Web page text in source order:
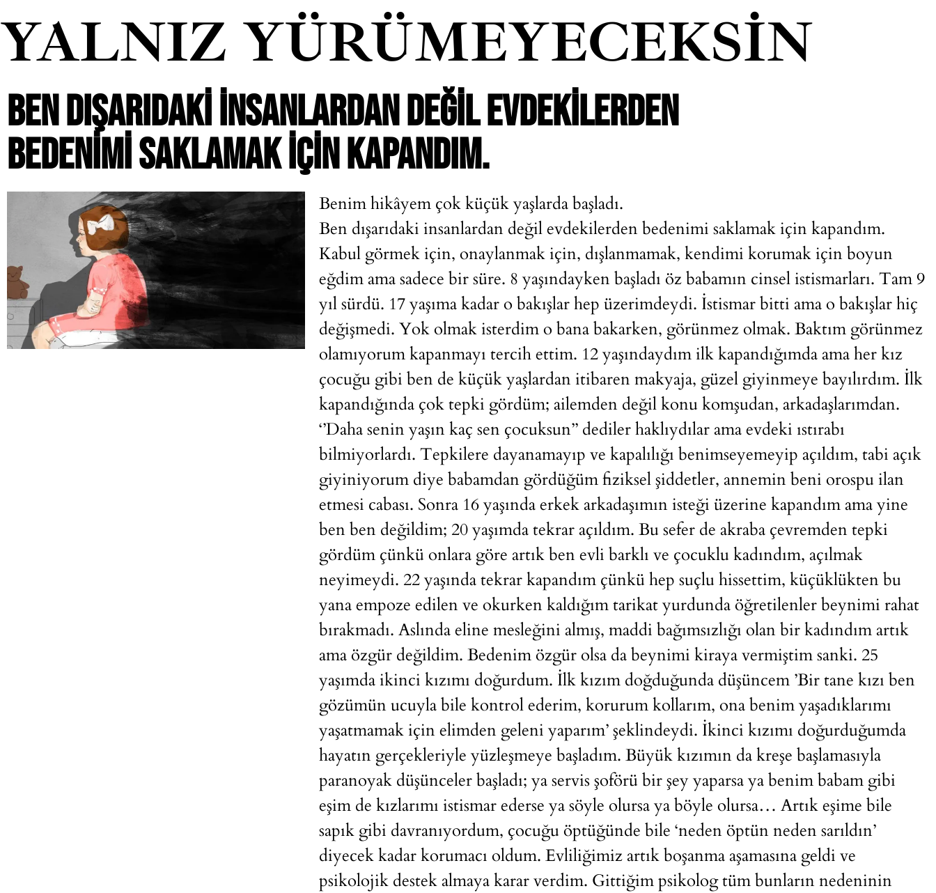
YALNIZ YÜRÜMEYECEKSIN
BEN DIŞARIDAKI INSANLARDAN DEĞIL EVDEKILERDEN
BEDENIMI SAKLAMAK IÇIN KAPANDIM.
Benim hikâyem çok küçük yaşlarda başladı.
Ben dışarıdaki insanlardan değil evdekilerden bedenimi saklamak için kapandım.
Kabul görmek için, onaylanmak için, dışlanmamak, kendimi korumak için boyun
eğdim ama sadece bir süre. 8 yaşındayken başladı öz babamın cinsel istismarları. Tam 9
yıl sürdü. 17 yaşıma kadar o bakışlar hep üzerimdeydi. İstismar bitti ama o bakışlar hiç
değişmedi. Yok olmak isterdim o bana bakarken, görünmez olmak. Baktım görünmez
olamıyorum kapanmayı tercih ettim. 12 yaşındaydım ilk kapandığımda ama her kız
çocuğu gibi ben de küçük yaşlardan itibaren makyaja, güzel giyinmeye bayılırdım. İlk
kapandığında çok tepki gördüm; ailemden değil konu komşudan, arkadaşlarımdan.
‘’Daha senin yaşın kaç sen çocuksun’’ dediler haklıydılar ama evdeki ıstırabı
bilmiyorlardı. Tepkilere dayanamayıp ve kapalılığı benimseyemeyip açıldım, tabi açık
giyiniyorum diye babamdan gördüğüm fiziksel şiddetler, annemin beni orospu ilan
etmesi cabası. Sonra 16 yaşında erkek arkadaşımın isteği üzerine kapandım ama yine
ben ben değildim; 20 yaşımda tekrar açıldım. Bu sefer de akraba çevremden tepki
gördüm çünkü onlara göre artık ben evli barklı ve çocuklu kadındım, açılmak
neyimeydi. 22 yaşında tekrar kapandım çünkü hep suçlu hissettim, küçüklükten bu
yana empoze edilen ve okurken kaldığım tarikat yurdunda öğretilenler beynimi rahat
bırakmadı. Aslında eline mesleğini almış, maddi bağımsızlığı olan bir kadındım artık
ama özgür değildim. Bedenim özgür olsa da beynimi kiraya vermiştim sanki. 25
yaşımda ikinci kızımı doğurdum. İlk kızım doğduğunda düşüncem ’Bir tane kızı ben
gözümün ucuyla bile kontrol ederim, korurum kollarım, ona benim yaşadıklarımı
yaşatmamak için elimden geleni yaparım’ şeklindeydi. İkinci kızımı doğurduğumda
hayatın gerçekleriyle yüzleşmeye başladım. Büyük kızımın da kreşe başlamasıyla
paranoyak düşünceler başladı; ya servis şoförü bir şey yaparsa ya benim babam gibi
eşim de kızlarımı istismar ederse ya söyle olursa ya böyle olursa… Artık eşime bile
sapık gibi davranıyordum, çocuğu öptüğünde bile ‘neden öptün neden sarıldın’
diyecek kadar korumacı oldum. Evliliğimiz artık boşanma aşamasına geldi ve
psikolojik destek almaya karar verdim. Gittiğim psikolog tüm bunların nedeninin